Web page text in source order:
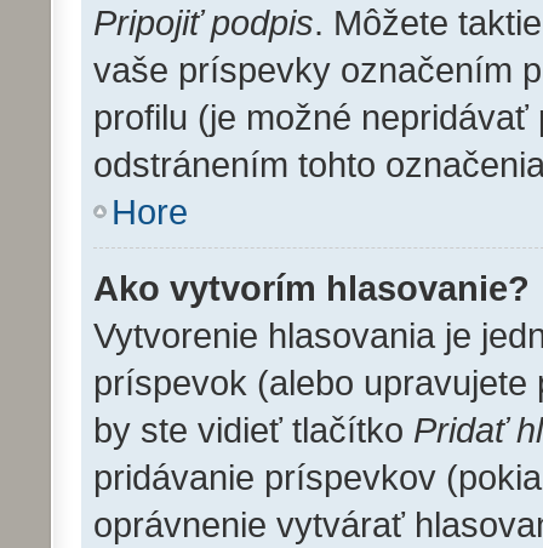
Pripojiť podpis. Môžete
vaše príspevky označením
profilu (je možné
odstránením tohto
Hore
Ako vytvorím hlasovanie?
Vytvorenie hlasovania je
príspevok (alebo
by ste vidieť tlačítko Pridať
pridávanie príspevkov
oprávnenie vytvárať